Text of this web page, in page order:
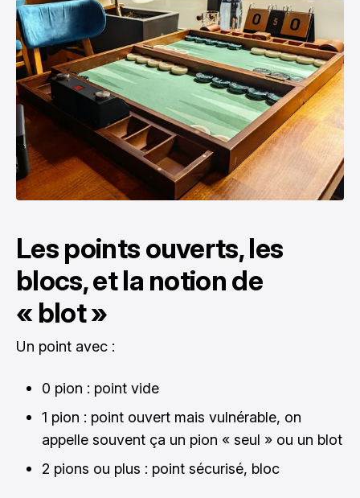
Les points ouverts, les
blocs, et la notion de
« blot »
Un point avec :
0 pion : point vide
1 pion : point ouvert mais vulnérable, on
appelle souvent ça un pion « seul » ou un blot
2 pions ou plus : point sécurisé, bloc